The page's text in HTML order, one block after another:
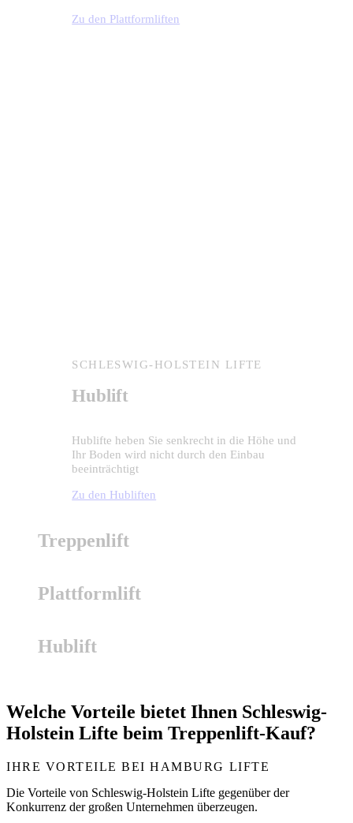
Treppen mit dem Rollstuhl mit einem auf ihre
überwinden
SCHLESWIG-HOLSTEIN LIFTE
Treppenlift
Plattformlift
Hublift
Welche Vorteile bietet Ihnen Schleswig-
Holstein Lifte beim Treppenlift-Kauf?
IHRE VORTEILE BEI HAMBURG LIFTE
Die Vorteile von Schleswig-Holstein Lifte gegenüber der
Konkurrenz der großen Unternehmen überzeugen.